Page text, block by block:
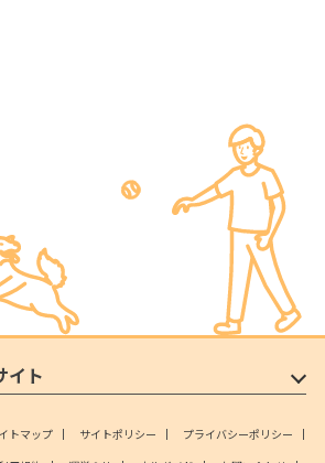
イト
トマップ サイトポリシー
プライバシーポリシー